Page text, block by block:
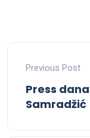
Previous Post
Press
Samradžić